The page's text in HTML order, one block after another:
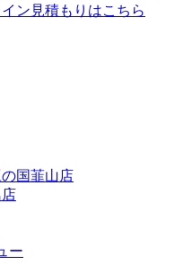
国韮山店
ー